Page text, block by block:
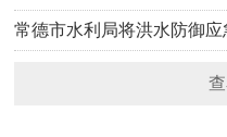
常德市水利局将洪水防御